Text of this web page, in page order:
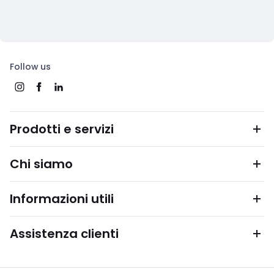
Follow us
Prodotti e servizi
Chi siamo
Informazioni utili
Assistenza clienti